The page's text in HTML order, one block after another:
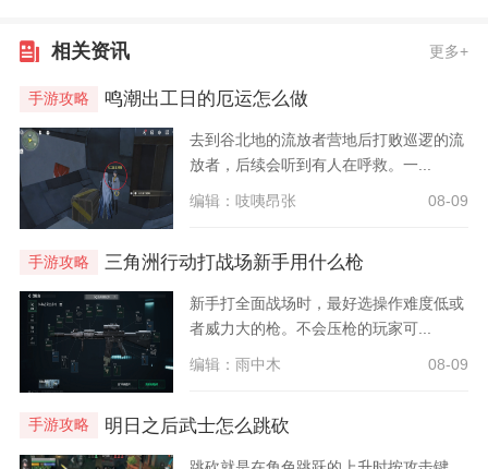
相关资讯 更多+
手游攻略 鸣潮出工日的厄运怎么做
去到谷北地的流放者营地后打败巡逻的流
放者，后续会听到有人在呼救。一...
编辑：吱咦昂张 08-09
手游攻略 三角洲行动打战场新手用什么枪
新手打全面战场时，最好选操作难度低或
者威力大的枪。不会压枪的玩家可...
编辑：雨中木 08-09
手游攻略 明日之后武士怎么跳砍